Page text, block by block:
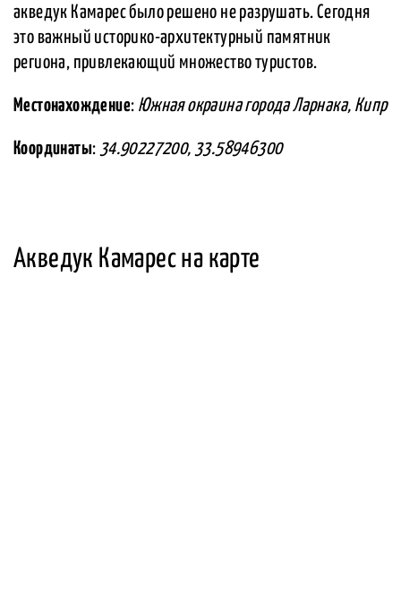
акведук Камарес было решено не разрушать. Сегодня
это важный историко-архитектурный памятник
региона, привлекающий множество туристов.
Местонахождение: Южная окраина города Ларнака, Кипр
Координаты: 34.90227200, 33.58946300
Акведук Камарес на карте